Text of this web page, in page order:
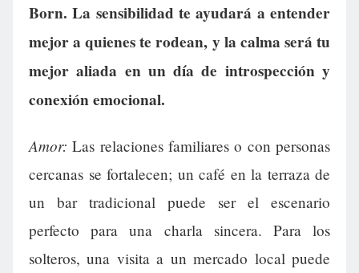
Born. La sensibilidad te ayudará a entender
mejor a quienes te rodean, y la calma será tu
mejor aliada en un día de introspección y
conexión emocional.
Amor: Las relaciones familiares o con personas
cercanas se fortalecen; un café en la terraza de
un bar tradicional puede ser el escenario
perfecto para una charla sincera. Para los
solteros, una visita a un mercado local puede